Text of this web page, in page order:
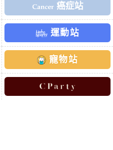
癌症站
運動站
寵物站